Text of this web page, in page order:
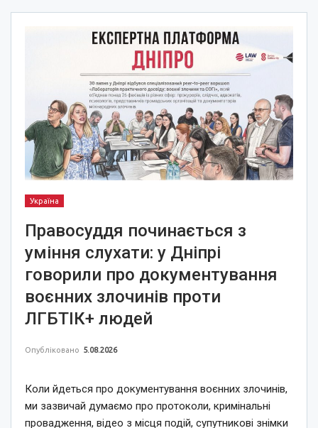
Україна
Правосуддя починається з
уміння слухати: у Дніпрі
говорили про документування
воєнних злочинів проти
ЛГБТІК+ людей
Опубліковано 5.08.2026
Коли йдеться про документування воєнних злочинів,
ми зазвичай думаємо про протоколи, кримінальні
провадження, відео з місця подій, супутникові знімки